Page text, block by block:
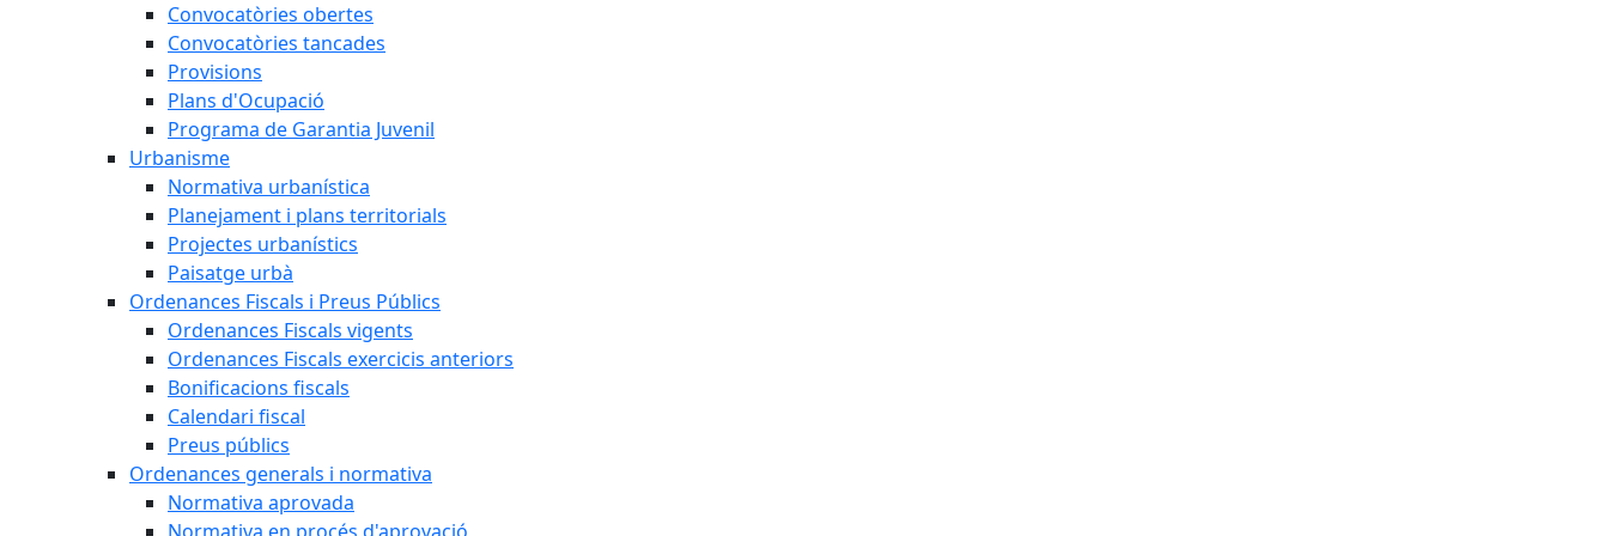
Convocatòries obertes
Convocatòries tancades
Provisions
Plans d'Ocupació
Programa de Garantia Juvenil
Urbanisme
Normativa urbanística
Planejament i plans territorials
Projectes urbanístics
Paisatge urbà
Ordenances Fiscals i Preus Públics
Ordenances Fiscals vigents
Ordenances Fiscals exercicis anteriors
Bonificacions fiscals
Calendari fiscal
Preus públics
Ordenances generals i normativa
Normativa aprovada